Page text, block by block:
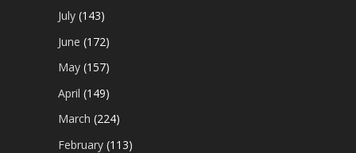
July(143)
June(172)
May(157)
April(149)
March(224)
February(113)